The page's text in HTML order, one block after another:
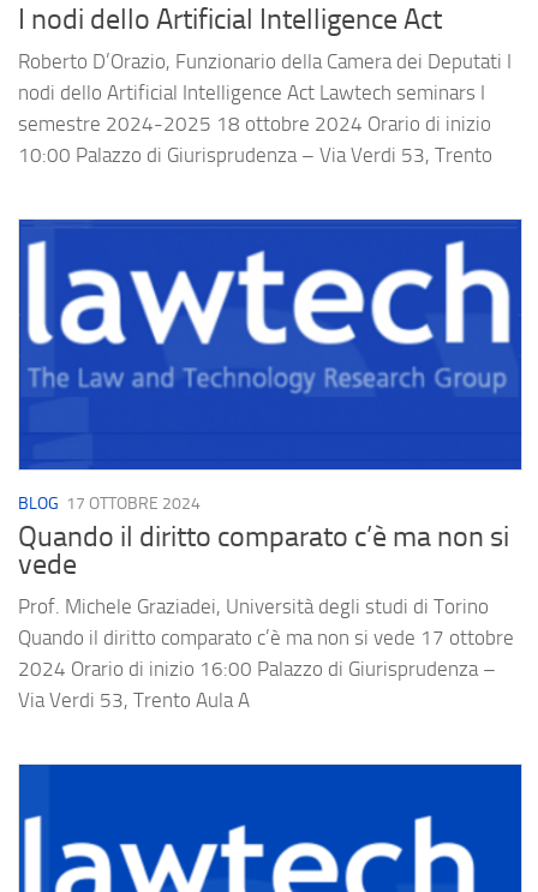
I nodi dello Artificial Intelligence Act
Roberto D’Orazio, Funzionario della Camera dei Deputati I
nodi dello Artificial Intelligence Act Lawtech seminars I
semestre 2024-2025 18 ottobre 2024 Orario di inizio
10:00 Palazzo di Giurisprudenza – Via Verdi 53, Trento
BLOG 17 OTTOBRE 2024
Quando il diritto comparato c’è ma non si
vede
Prof. Michele Graziadei, Università degli studi di Torino
Quando il diritto comparato c’è ma non si vede 17 ottobre
2024 Orario di inizio 16:00 Palazzo di Giurisprudenza –
Via Verdi 53, Trento Aula A